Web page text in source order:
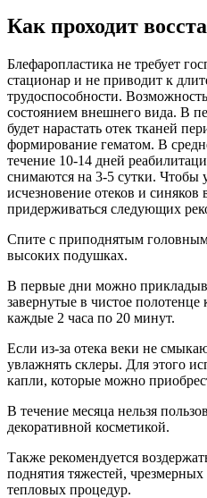
Как проходит
Блефаропластика не требует
стационар и не приводит к
трудоспособности.
состоянием внешнего вида. В
будет нарастать отек тканей
формирование гематом. В
течение 10-14 дней
снимаются на 3-5 сутки. Чтобы
исчезновение отеков и синяков
придерживаться следующих
Спите с приподнятым
высоких подушках.
В первые дни можно
завернутые в чистое
каждые 2 часа по 20 минут.
Если из-за отека веки не
увлажнять склеры. Для этого
капли, которые можно
В течение месяца нельзя
декоративной косметикой.
Также рекомендуется
поднятия тяжестей,
тепловых процедур.